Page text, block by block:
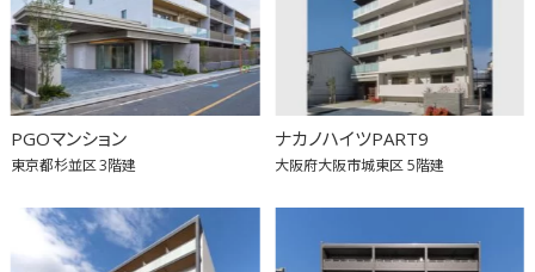
PGOマンション
東京都杉並区3階建
ナカノハイツPART9
大阪府大阪市城東区5階建